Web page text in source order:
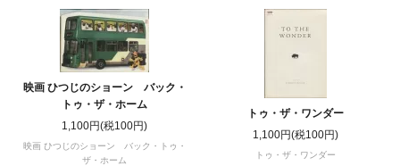
映画 ひつじのショーン バック・
トゥ・ザ・ホーム
1,100円(税100円)
映画 ひつじのショーン バック・トゥ・
ザ・ホーム
トゥ・ザ・ワンダー
1,100円(税100円)
トゥ・ザ・ワンダー